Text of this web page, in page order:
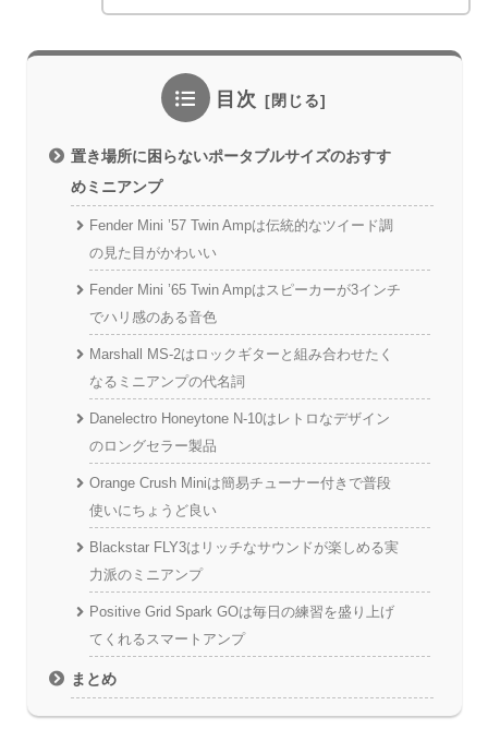
目次
置き場所に困らないポータブルサイズのおすす
めミニアンプ
Fender Mini ’57 Twin Ampは伝統的なツイード調
の見た目がかわいい
Fender Mini ’65 Twin Ampはスピーカーが3インチ
でハリ感のある音色
Marshall MS-2はロックギターと組み合わせたく
なるミニアンプの代名詞
Danelectro Honeytone N-10はレトロなデザイン
のロングセラー製品
Orange Crush Miniは簡易チューナー付きで普段
使いにちょうど良い
Blackstar FLY3はリッチなサウンドが楽しめる実
力派のミニアンプ
Positive Grid Spark GOは毎日の練習を盛り上げ
てくれるスマートアンプ
まとめ